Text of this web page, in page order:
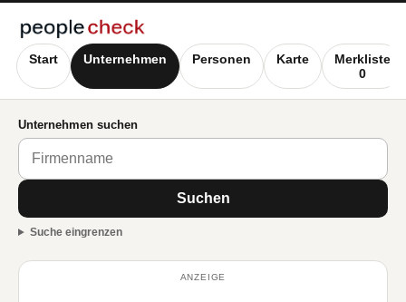
Start Unternehmen Personen Karte
Merkliste
0
Unternehmen suchen
Suchen
Suche eingrenzen
ANZEIGE